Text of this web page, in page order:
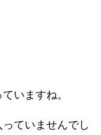
いますね。
っていませんでし